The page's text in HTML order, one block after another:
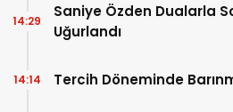
Saniye Özden Dualarla
Uğurlandı
14:29
Tercih Döneminde
14:14